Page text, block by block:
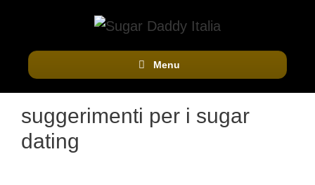
contenuto
Menu
suggerimenti per i sugar
dating